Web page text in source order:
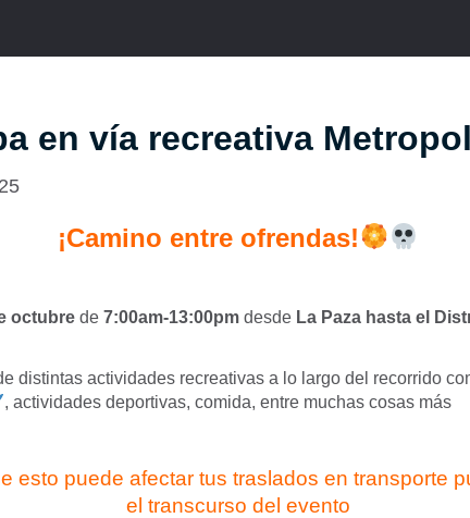
en vía recreativa
¡Camino entre ofrendas!
octubre de 7:00am-13:00pm desde La Paza hasta el
distintas actividades recreativas a lo largo del recorrido
, actividades deportivas, comida, entre muchas cosas más
esto puede afectar tus traslados en transporte
el transcurso del evento